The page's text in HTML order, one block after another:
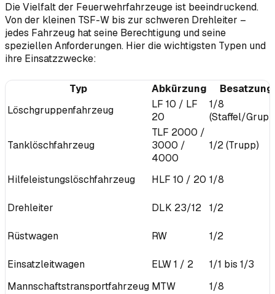
Die Vielfalt der Feuerwehrfahrzeuge ist beeindruckend.
Von der kleinen TSF-W bis zur schweren Drehleiter –
jedes Fahrzeug hat seine Berechtigung und seine
speziellen Anforderungen. Hier die wichtigsten Typen und
ihre Einsatzzwecke:
Typ Abkürzung
Besatzung
Löschgruppenfahrzeug
LF 10 / LF
20
1/8
(Staffel/
Tanklöschfahrzeug
TLF 2000 /
3000 /
4000
1/2 (Trupp)
Hilfeleistungslöschfahrzeug HLF 10 / 20 1/8
Drehleiter DLK 23/12 1/2
Rüstwagen RW 1/2
Einsatzleitwagen ELW 1 / 2
1/1 bis 1/3
Mannschaftstransportfahrzeug MTW
1/8